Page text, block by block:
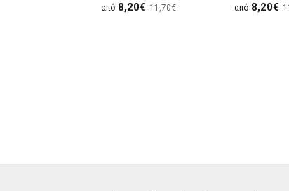
από 8,20€ 11,70€ από 8,20€